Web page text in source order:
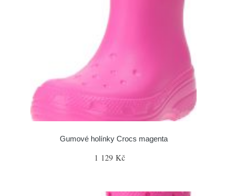
Gumové holínky Crocs magenta
1 129 Kč